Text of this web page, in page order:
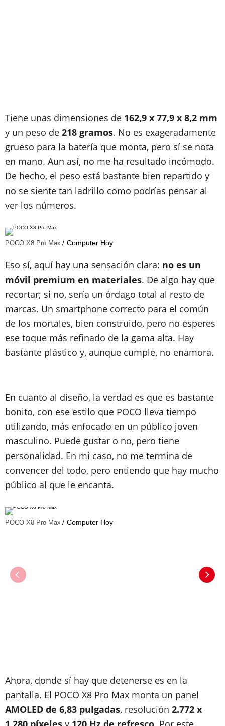
Tiene unas dimensiones de 162,9 x 77,9 x 8,2 mm
y un peso de 218 gramos. No es exageradamente
grueso para la batería que monta, pero sí se nota
en mano. Aun así, no me ha resultado incómodo.
De hecho, el peso está bastante bien repartido y
no se siente tan ladrillo como podrías pensar al
ver los números.
POCO X8 Pro Max Computer Hoy
Eso sí, aquí hay una sensación clara: no es un
móvil premium en materiales. De algo hay que
recortar; si no, sería un órdago total al resto de
marcas. Un smartphone correcto para el común
de los mortales, bien construido, pero no esperes
ese toque más refinado de la gama alta. Hay
bastante plástico y, aunque cumple, no enamora.
En cuanto al diseño, la verdad es que es bastante
bonito, con ese estilo que POCO lleva tiempo
utilizando, más enfocado en un público joven
masculino. Puede gustar o no, pero tiene
personalidad. En mi caso, no me termina de
convencer del todo, pero entiendo que hay mucho
público al que le encanta.
POCO X8 Pro Max Computer Hoy
Ahora, donde sí hay que detenerse es en la
pantalla. El POCO X8 Pro Max monta un panel
AMOLED de 6,83 pulgadas, resolución 2.772 x